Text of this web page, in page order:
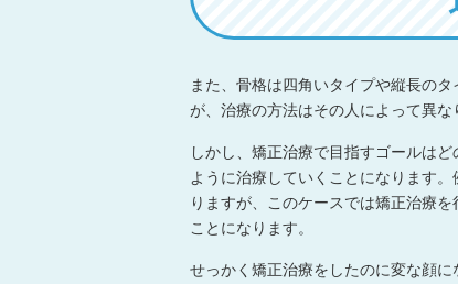
また、骨格は四角いタイプや縦長の
が、治療の方法はその人によって異な
しかし、矯正治療で目指すゴールは
ように治療していくことになります
りますが、このケースでは矯正治療
ことになります。
せっかく矯正治療をしたのに変な顔